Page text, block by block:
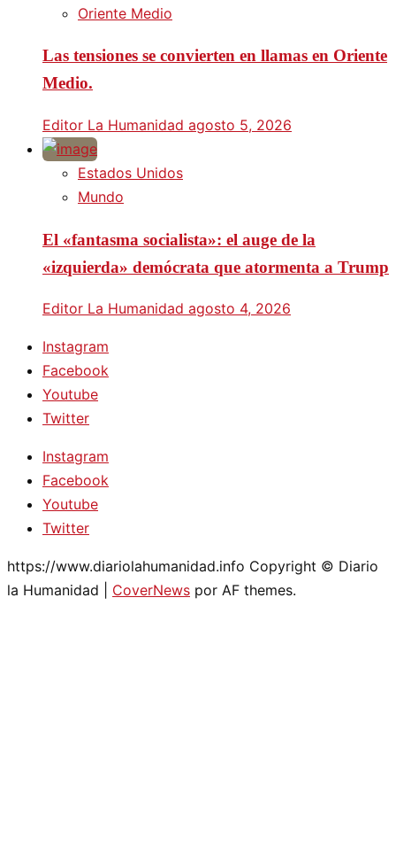
Oriente Medio
Las tensiones se convierten en llamas en Oriente
Medio.
Editor La Humanidad agosto 5, 2026
Estados Unidos
Mundo
El «fantasma socialista»: el auge de la
«izquierda» demócrata que atormenta a Trump
Editor La Humanidad agosto 4, 2026
Instagram
Facebook
Youtube
Twitter
Instagram
Facebook
Youtube
Twitter
https://www.diariolahumanidad.info Copyright © Diario
la Humanidad
CoverNews por AF themes.